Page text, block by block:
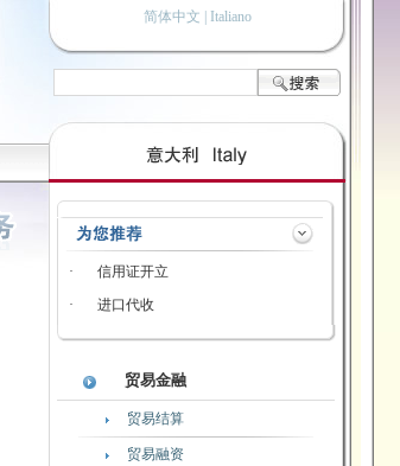
简体中文 | Italiano
·
信用证开立
·
进口代收
贸易金融
贸易结算
贸易融资